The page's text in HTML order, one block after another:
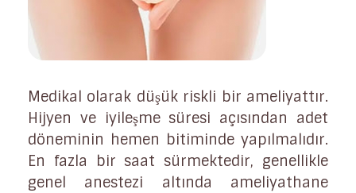
Medikal olarak düşük riskli bir ameliyattır.
Hijyen ve iyileşme süresi açısından adet
döneminin hemen bitiminde yapılmalıdır.
En fazla bir saat sürmektedir, genellikle
genel anestezi altında ameliyathane